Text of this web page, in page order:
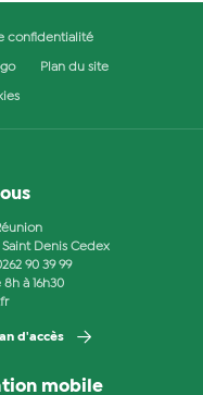
confidentialité
Plan du site
Denis Cedex
90 39 99
à 16h30
d'accès
mobile